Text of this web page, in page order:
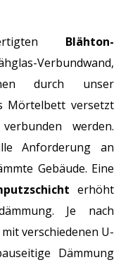
Blähton-
Verbundwand,
durch unser
Mörtelbett versetzt
werden.
Anforderung an
Gebäude. Eine
erhöht
Je nach
verschiedenen U-
Dämmung